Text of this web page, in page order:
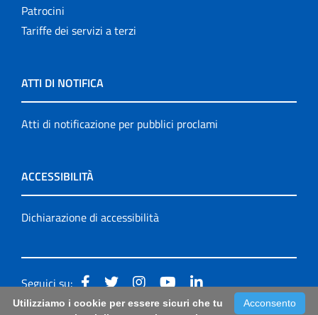
Patrocini
Tariffe dei servizi a terzi
ATTI DI NOTIFICA
Atti di notificazione per pubblici proclami
ACCESSIBILITÀ
Dichiarazione di accessibilità
Seguici su:
Acconsento
Utilizziamo i cookie per essere sicuri che tu